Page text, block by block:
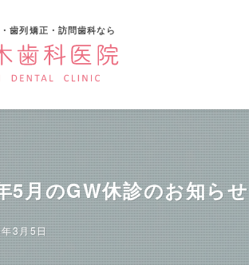
歯列矯正・訪問歯科なら
5月のGW休診のお知らせ
3月5日